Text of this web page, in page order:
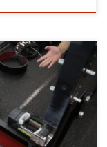
チプレスのトレ
た […]